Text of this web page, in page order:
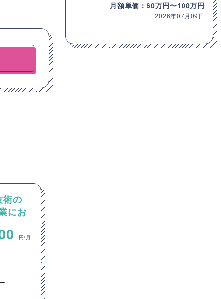
の
にお
円/月
月額単価：60万円〜100万円
2026年07月09日